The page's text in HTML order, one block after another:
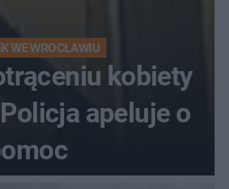
WE WROCŁAWIU
kobiety
apeluje o